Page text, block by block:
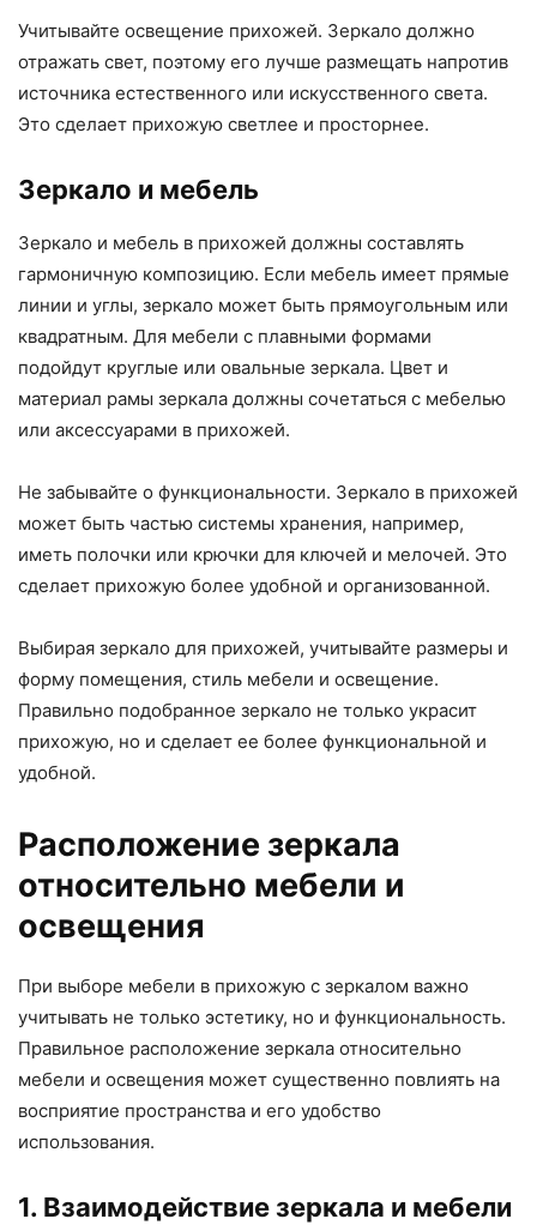
Учитывайте освещение прихожей. Зеркало должно
отражать свет, поэтому его лучше размещать напротив
источника естественного или искусственного света.
Это сделает прихожую светлее и просторнее.
Зеркало и мебель
Зеркало и мебель в прихожей должны составлять
гармоничную композицию. Если мебель имеет прямые
линии и углы, зеркало может быть прямоугольным или
квадратным. Для мебели с плавными формами
подойдут круглые или овальные зеркала. Цвет и
материал рамы зеркала должны сочетаться с мебелью
или аксессуарами в прихожей.
Не забывайте о функциональности. Зеркало в прихожей
может быть частью системы хранения, например,
иметь полочки или крючки для ключей и мелочей. Это
сделает прихожую более удобной и организованной.
Выбирая зеркало для прихожей, учитывайте размеры и
форму помещения, стиль мебели и освещение.
Правильно подобранное зеркало не только украсит
прихожую, но и сделает ее более функциональной и
удобной.
Расположение зеркала
относительно мебели и
освещения
При выборе мебели в прихожую с зеркалом важно
учитывать не только эстетику, но и функциональность.
Правильное расположение зеркала относительно
мебели и освещения может существенно повлиять на
восприятие пространства и его удобство
использования.
1. Взаимодействие зеркала и мебели